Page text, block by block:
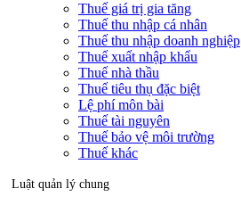
Thuế giá trị gia tăng
Thuế thu nhập cá nhân
Thuế thu nhập doanh nghiệp
Thuế xuất nhập khẩu
Thuế nhà thầu
Thuế tiêu thụ đặc biệt
Lệ phí môn bài
Thuế tài nguyên
Thuế bảo vệ môi trường
Thuế khác
Luật quản lý chung